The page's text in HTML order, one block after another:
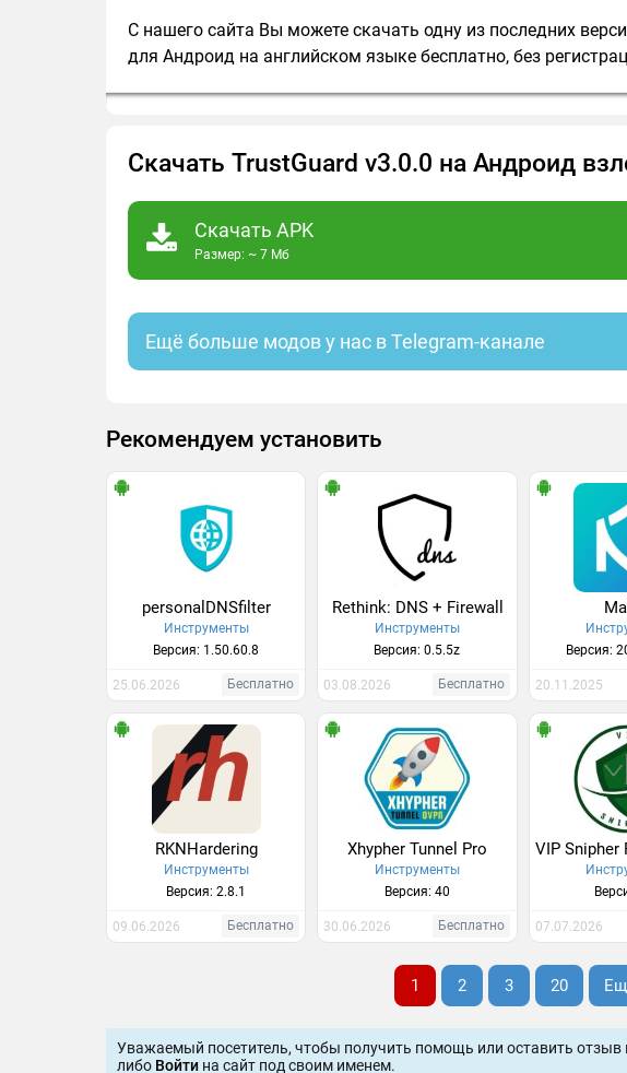
С нашего сайта Вы можете скачать одну из последних
для Андроид на английском языке бесплатно, без
Скачать TrustGuard v3.0.0 на Андроид
Скачать APK
Размер: ~ 7 Мб
Ещё больше модов у нас в Telegram-канале
Рекомендуем установить
personalDNSfilter
Инструменты
Версия: 1.50.60.8
25.06.2026 Бесплатно
Rethink: DNS + Firewall
Инструменты
Версия: 0.5.5z
03.08.2026 Бесплатно
Версия:
20.11.2025
RKNHardering
Инструменты
Версия: 2.8.1
09.06.2026 Бесплатно
Xhypher Tunnel Pro
Инструменты
Версия: 40
30.06.2026 Бесплатно 07.07.2026
1 2 3 20
Уважаемый посетитель, чтобы получить помощь или оставить
либо Войти на сайт под своим именем.